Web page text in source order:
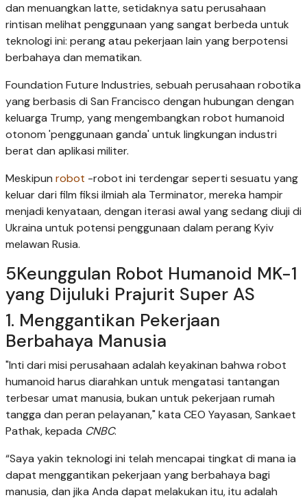
dan menuangkan latte, setidaknya satu perusahaan
rintisan melihat penggunaan yang sangat berbeda untuk
teknologi ini: perang atau pekerjaan lain yang berpotensi
berbahaya dan mematikan.
Foundation Future Industries, sebuah perusahaan robotika
yang berbasis di San Francisco dengan hubungan dengan
keluarga Trump, yang mengembangkan robot humanoid
otonom 'penggunaan ganda' untuk lingkungan industri
berat dan aplikasi militer.
Meskipun robot -robot ini terdengar seperti sesuatu yang
keluar dari film fiksi ilmiah ala Terminator, mereka hampir
menjadi kenyataan, dengan iterasi awal yang sedang diuji di
Ukraina untuk potensi penggunaan dalam perang Kyiv
melawan Rusia.
5Keunggulan Robot Humanoid MK-1
yang Dijuluki Prajurit Super AS
1. Menggantikan Pekerjaan
Berbahaya Manusia
"Inti dari misi perusahaan adalah keyakinan bahwa robot
humanoid harus diarahkan untuk mengatasi tantangan
terbesar umat manusia, bukan untuk pekerjaan rumah
tangga dan peran pelayanan," kata CEO Yayasan, Sankaet
Pathak, kepada CNBC.
“Saya yakin teknologi ini telah mencapai tingkat di mana ia
dapat menggantikan pekerjaan yang berbahaya bagi
manusia, dan jika Anda dapat melakukan itu, itu adalah